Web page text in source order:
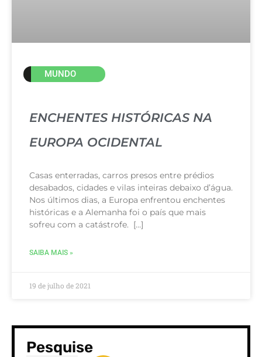
MUNDO
ENCHENTES HISTÓRICAS NA
EUROPA OCIDENTAL
Casas enterradas, carros presos entre prédios
desabados, cidades e vilas inteiras debaixo d’água.
Nos últimos dias, a Europa enfrentou enchentes
históricas e a Alemanha foi o país que mais
sofreu com a catástrofe. […]
SAIBA MAIS »
19 de julho de 2021
Pesquise